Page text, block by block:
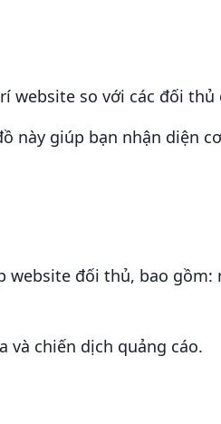
website so với các đối thủ
này giúp bạn nhận diện
website đối thủ, bao gồm:
và chiến dịch quảng cáo.